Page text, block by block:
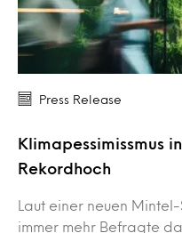
Press Release
Klimapessimissmus
Rekordhoch
Laut einer neuen
immer mehr Befragte